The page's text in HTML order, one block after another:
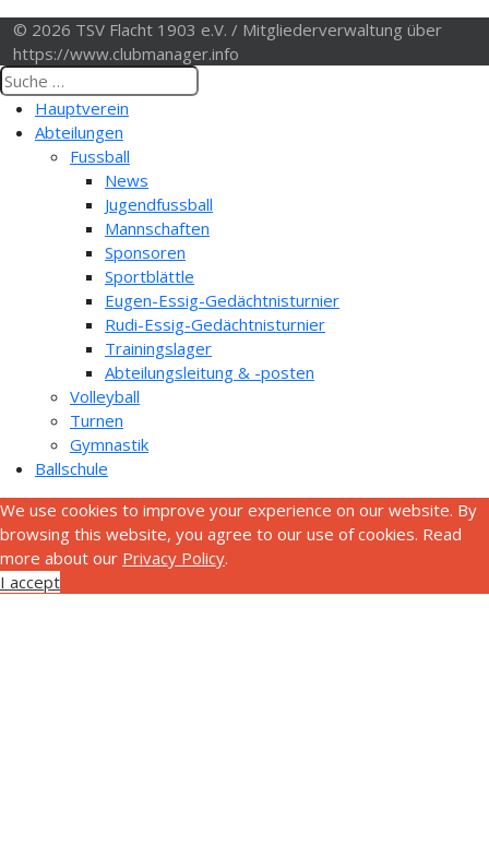
© 2026 TSV Flacht 1903 e.V. / Mitgliederverwaltung über
https://www.clubmanager.info
Hauptverein
Abteilungen
Fussball
News
Jugendfussball
Mannschaften
Sponsoren
Sportblättle
Eugen-Essig-Gedächtnisturnier
Rudi-Essig-Gedächtnisturnier
Trainingslager
Abteilungsleitung & -posten
Volleyball
Turnen
Gymnastik
Ballschule
We use cookies to improve your experience on our website. By
browsing this website, you agree to our use of cookies. Read
more about our Privacy Policy.
I accept